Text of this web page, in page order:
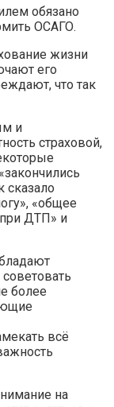
обязано
ОСАГО.
жизни
его
что так
и
страховой,
сказало
«общее
ДТП» и
более
всё
на